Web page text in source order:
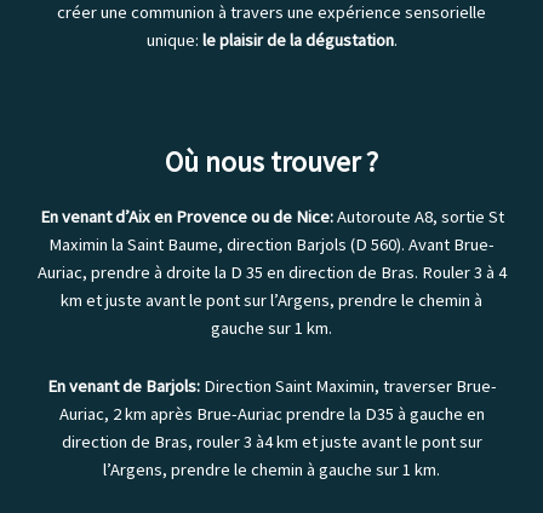
créer une communion à travers une expérience sensorielle
unique: le plaisir de la dégustation.
Où nous trouver ?
En venant d’Aix en Provence ou de Nice:Autoroute A8, sortie St
Maximin la Saint Baume, direction Barjols (D 560). Avant Brue-
Auriac, prendre à droite la D 35 en direction de Bras. Rouler 3 à 4
km et juste avant le pont sur l’Argens, prendre le chemin à
gauche sur 1 km.
En venant de Barjols: Direction Saint Maximin, traverser Brue-
Auriac, 2 km après Brue-Auriac prendre la D35 à gauche en
direction de Bras, rouler 3 à4 km et juste avant le pont sur
l’Argens, prendre le chemin à gauche sur 1 km.